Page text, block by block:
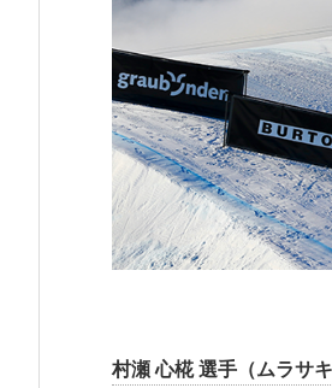
村瀬 心椛 選手（ムラサ